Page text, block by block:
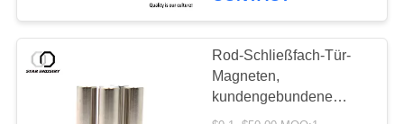
VERBINDUNG
NACHRICHTEN
Rod-Schließfach-Tür-
Magneten,
kundengebundene
Neodym-Zylinder-